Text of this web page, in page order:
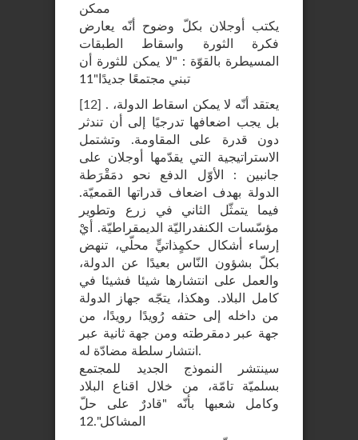
ممكن
يكتب أوجلان بكلّ وضوح أنّه يعارض
فكرة الثورة واسقاط الطبقات
المسيطرة بالقوّة : "لا يمكن للثورة أن
تبني مجتمعًا جديدًا"11
[12] . يعتقد أنّه لا يمكن اسقاط الدولة،
بل يجب اضعافها تدرجيًا إلى أن تندثر
دون قدرة على المقاومة. وتشتمل
الاستراتيجية التي يقدّمها أوجلان على
جانبين : الأوّل الدفع نحو دمَقْرَطة
الدولة بهدف اضعاف قدراتها القمعيّة.
فيما يتمثّل الثاني في زرع وتطوير
مؤسّسات الكنفدراليّة الديمقراطيّة. أيْ
إرساء أشكال حكمٍذاتيٍّ محلّي، تنهض
بكلّ بشؤون النّاس بعيدًا عن الدولة،
والعمل على انتشارها شيئا فشيئا في
كامل البلاد. وهكذا، يتجّه جهاز الدولة
من داخله إلى حتفه رُويدًا رويدًا، من
جهة عبر دمقرطته ومن جهة ثانية عبر
انتشار سلطة مضادّة له.
سينتشر النموذج الجديد للمجتمع
بسلميّة تامّة، من خلال اقناع البلاد
وكامل شعبها بأنّه "قادرٌ على حلّ
المشاكل".12